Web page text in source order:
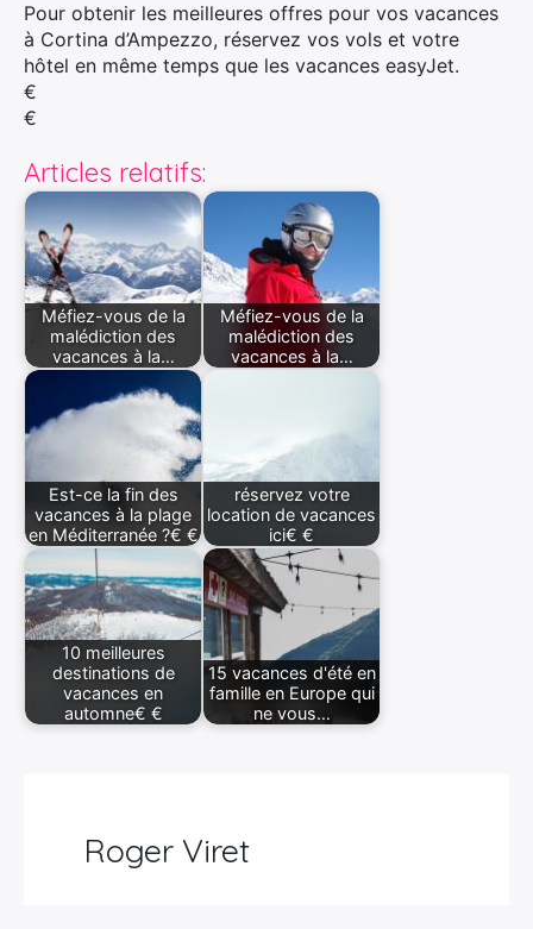
Pour obtenir les meilleures offres pour vos vacances
à Cortina d’Ampezzo, réservez vos vols et votre
hôtel en même temps que les vacances easyJet.
€
€
Articles relatifs:
Méfiez-vous de la
malédiction des
vacances à la…
Méfiez-vous de la
malédiction des
vacances à la…
Est-ce la fin des
vacances à la plage
en Méditerranée ?€ €
réservez votre
location de vacances
ici€ €
10 meilleures
destinations de
vacances en
automne€ €
15 vacances d'été en
famille en Europe qui
ne vous…
Roger Viret